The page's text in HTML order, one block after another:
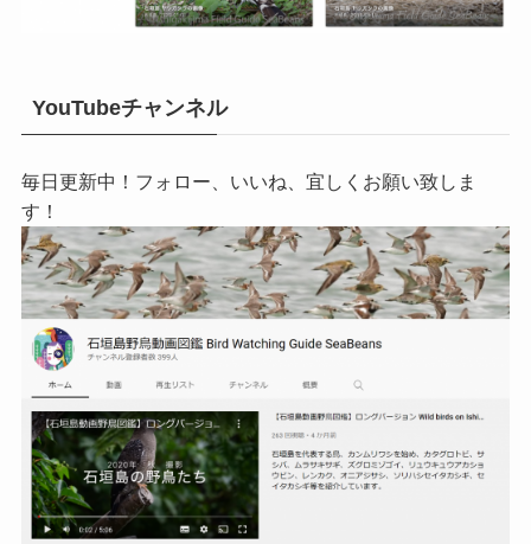
YouTubeチャンネル
毎日更新中！フォロー、いいね、宜しくお願い致しま
す！